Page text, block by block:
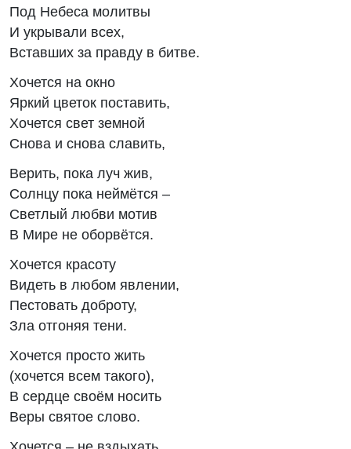
Под Небеса молитвы
И укрывали всех,
Вставших за правду в битве.
Хочется на окно
Яркий цветок поставить,
Хочется свет земной
Снова и снова славить,
Верить, пока луч жив,
Солнцу пока неймётся –
Светлый любви мотив
В Мире не оборвётся.
Хочется красоту
Видеть в любом явлении,
Пестовать доброту,
Зла отгоняя тени.
Хочется просто жить
(хочется всем такого),
В сердце своём носить
Веры святое слово.